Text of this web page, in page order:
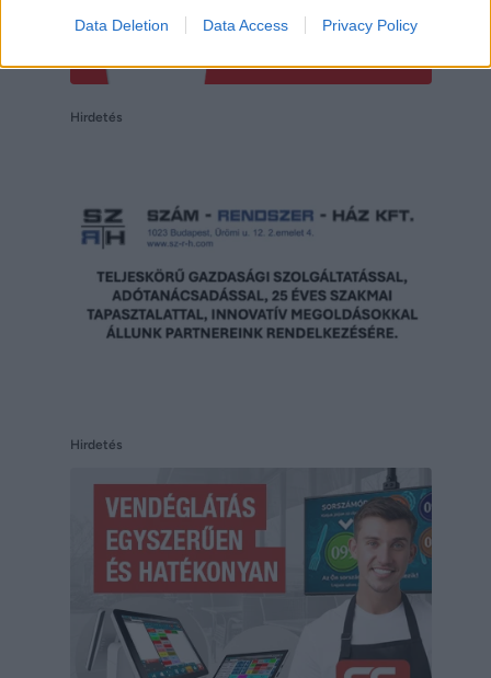
Data Deletion Data Access Privacy Policy
Hirdetés
Hirdetés